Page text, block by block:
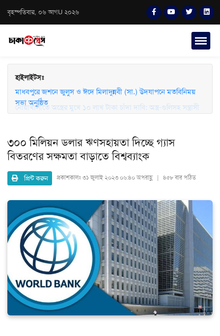
বৃহস্পতিবার, ০৬ আগU ২০২৬
হাইলাইটসঃ
মাধবপুরে জশনে জুলুস ও ঈদে মিলাদুন্নবী (সা.) উদযাপনে মতবিনিময়
সভা অনুষ্ঠিত
৩০০ মিলিয়ন ডলার ঋণসহায়তা দিচ্ছে গ্যাস
বিতরণের সক্ষমতা বাড়াতে বিশ্বব্যাংক
প্রিন্ট করুন প্রকাশকালঃ ৩১ জুলাই ২০২৩ ০৬:৪০ অপরাহ্ণ | ৪৫৮ বার পঠিত